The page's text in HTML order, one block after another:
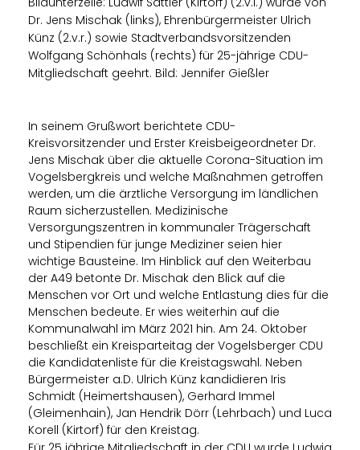
Dr. Jens Mischak (links), Ehrenbürgermeister Ulrich
Künz (2.v.r.) sowie Stadtverbandsvorsitzenden
Wolfgang Schönhals (rechts) für 25-jährige CDU-
Mitgliedschaft geehrt. Bild: Jennifer Gießler
In seinem Grußwort berichtete CDU-
Kreisvorsitzender und Erster Kreisbeigeordneter Dr.
Jens Mischak über die aktuelle Corona-Situation im
Vogelsbergkreis und welche Maßnahmen getroffen
werden, um die ärztliche Versorgung im ländlichen
Raum sicherzustellen. Medizinische
Versorgungszentren in kommunaler Trägerschaft
und Stipendien für junge Mediziner seien hier
wichtige Bausteine. Im Hinblick auf den Weiterbau
der A49 betonte Dr. Mischak den Blick auf die
Menschen vor Ort und welche Entlastung dies für die
Menschen bedeute. Er wies weiterhin auf die
Kommunalwahl im März 2021 hin. Am 24. Oktober
beschließt ein Kreisparteitag der Vogelsberger CDU
die Kandidatenliste für die Kreistagswahl. Neben
Bürgermeister a.D. Ulrich Künz kandidieren Iris
Schmidt (Heimertshausen), Gerhard Immel
(Gleimenhain), Jan Hendrik Dörr (Lehrbach) und Luca
Korell (Kirtorf) für den Kreistag.